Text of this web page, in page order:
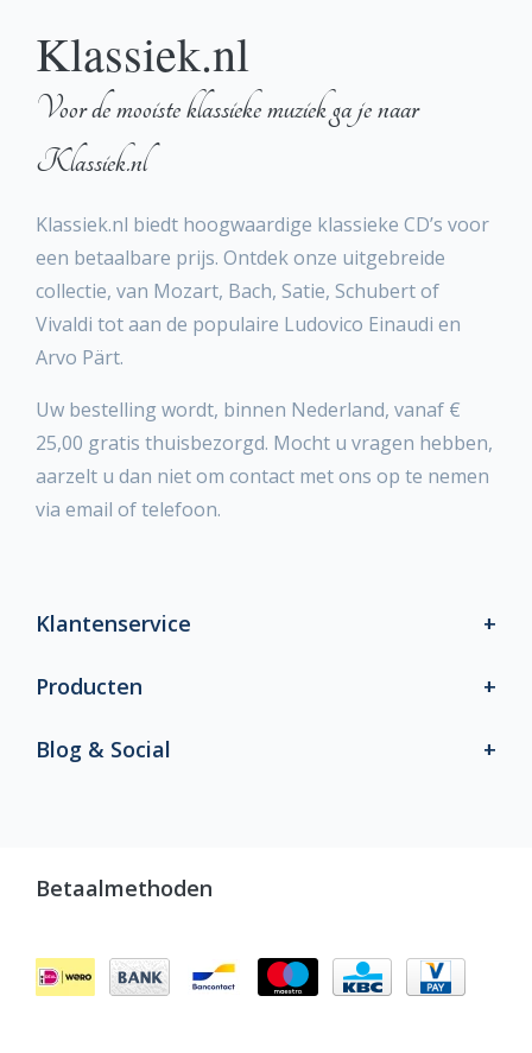
Klassiek.nl
Voor de mooiste klassieke muziek ga je naar
Klassiek.nl
Klassiek.nl biedt hoogwaardige klassieke CD’s voor
een betaalbare prijs. Ontdek onze uitgebreide
collectie, van Mozart, Bach, Satie, Schubert of
Vivaldi tot aan de populaire Ludovico Einaudi en
Arvo Pärt.
Uw bestelling wordt, binnen Nederland, vanaf €
25,00 gratis thuisbezorgd. Mocht u vragen hebben,
aarzelt u dan niet om contact met ons op te nemen
via email of telefoon.
Klantenservice
Producten
Blog & Social
Betaalmethoden